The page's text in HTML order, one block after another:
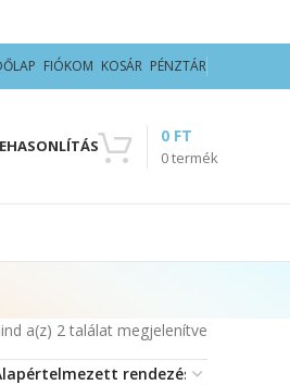
FIÓKOM KOSÁR PÉNZTÁR
0termék
0 FT
a(z) 2 találat megjelenítve